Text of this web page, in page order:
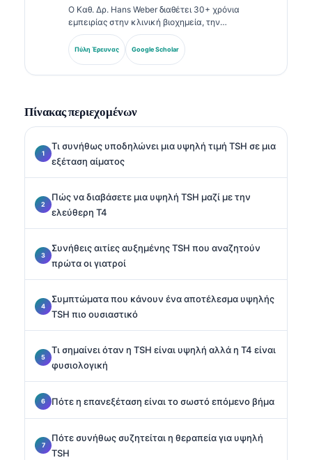
Ο Καθ. Δρ. Hans Weber διαθέτει 30+ χρόνια
εμπειρίας στην κλινική βιοχημεία, την
εργαστηριακή ιατρική και την έρευνα βιοδεικτών.
Πρώην Πρόεδρος της Γερμανικής Εταιρείας Κλινικής
Χημείας, ειδικεύεται στην ανάλυση διαγνωστικών
Πύλη Έρευνας Google Scholar
Πίνακας περιεχομένων
Τι συνήθως υποδηλώνει μια υψηλή τιμή TSH σε μια
εξέταση αίματος
Πώς να διαβάσετε μια υψηλή TSH μαζί με την
ελεύθερη T4
Συνήθεις αιτίες αυξημένης TSH που αναζητούν
πρώτα οι γιατροί
Συμπτώματα που κάνουν ένα αποτέλεσμα υψηλής
TSH πιο ουσιαστικό
Τι σημαίνει όταν η TSH είναι υψηλή αλλά η T4 είναι
φυσιολογική
Πότε η επανεξέταση είναι το σωστό επόμενο βήμα
Πότε συνήθως συζητείται η θεραπεία για υψηλή
TSH